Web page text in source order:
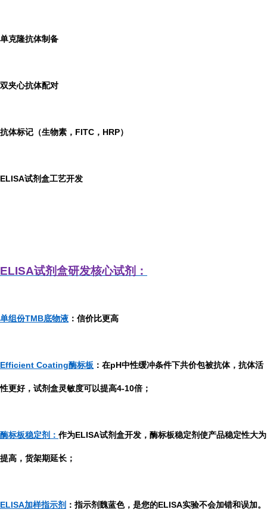
单克隆抗体制备
双夹心抗体配对
抗体标记（生物素，FITC，HRP）
ELISA试剂盒工艺开发
ELISA试剂盒研发核心试剂：
单组份TMB底物液 ：信价比更高
Efficient Coating酶标板 ：在pH中性缓冲条件下共价包被抗体，抗体活
性更好，试剂盒灵敏度可以提高4-10倍；
酶标板稳定剂： 作为ELISA试剂盒开发，酶标板稳定剂使产品稳定性大为
提高，货架期延长；
ELISA加样指示剂 ：指示剂魏蓝色，是您的ELISA实验不会加错和误加。